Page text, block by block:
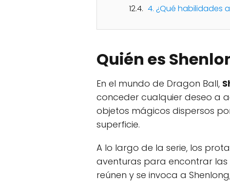
4. ¿Qué habilidades
Quién es
En el mundo de Dragon Ball,
conceder cualquier deseo a
objetos mágicos dispersos
superficie.
A lo largo de la serie, los
aventuras para encontrar las
reúnen y se invoca a